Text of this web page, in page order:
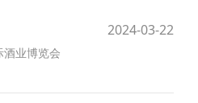
2024-03-22
业博览会